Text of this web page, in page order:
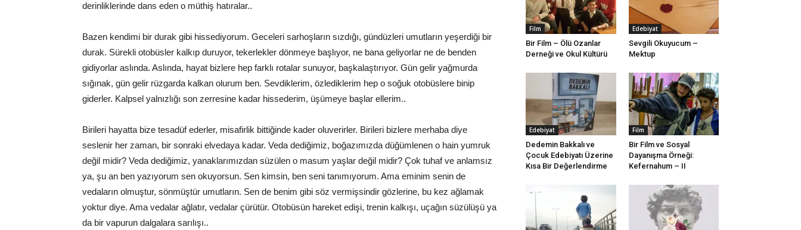
derinliklerinde dans eden o müthiş hatıralar..
Bazen kendimi bir durak gibi hissediyorum. Geceleri sarhoşların sızdığı, gündüzleri umutların yeşerdiği bir
durak. Sürekli otobüsler kalkıp duruyor, tekerlekler dönmeye başlıyor, ne bana geliyorlar ne de benden
gidiyorlar aslında. Aslında, hayat bizlere hep farklı rotalar sunuyor, başkalaştırıyor. Gün gelir yağmurda
sığınak, gün gelir rüzgarda kalkan olurum ben. Sevdiklerim, özlediklerim hep o soğuk otobüslere binip
giderler. Kalpsel yalnızlığı son zerresine kadar hissederim, üşümeye başlar ellerim..
Birileri hayatta bize tesadüf ederler, misafirlik bittiğinde kader oluverirler. Birileri bizlere merhaba diye
seslenir her zaman, bir sonraki elvedaya kadar. Veda dediğimiz, boğazımızda düğümlenen o hain yumruk
değil midir? Veda dediğimiz, yanaklarımızdan süzülen o masum yaşlar değil midir? Çok tuhaf ve anlamsız
ya, şu an ben yazıyorum sen okuyorsun. Sen kimsin, ben seni tanımıyorum. Ama eminim senin de
vedaların olmuştur, sönmüştür umutların. Sen de benim gibi söz vermişsindir gözlerine, bu kez ağlamak
yoktur diye. Ama vedalar ağlatır, vedalar çürütür. Otobüsün hareket edişi, trenin kalkışı, uçağın süzülüşü ya
da bir vapurun dalgalara sarılışı..
Film
Bir Film – Ölü Ozanlar
Derneği ve Okul Kültürü
Edebiyat
Sevgili Okuyucum –
Mektup
Edebiyat
Dedemin Bakkalı ve
Çocuk Edebiyatı Üzerine
Kısa Bir Değerlendirme
Film
Bir Film ve Sosyal
Dayanışma Örneği:
Kefernahum – II